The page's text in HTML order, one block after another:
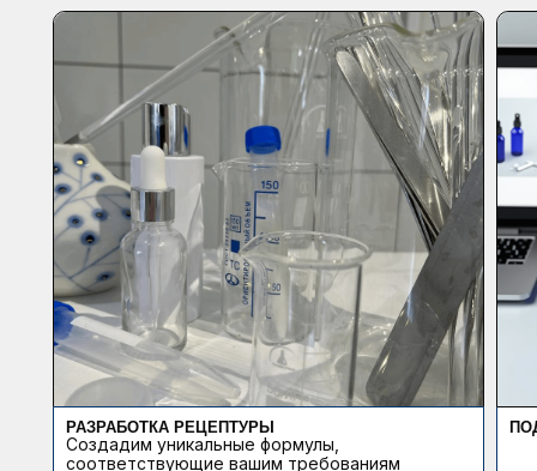
РАЗРАБОТКА РЕЦЕПТУРЫ
Создадим уникальные формулы,
соответствующие вашим требованиям